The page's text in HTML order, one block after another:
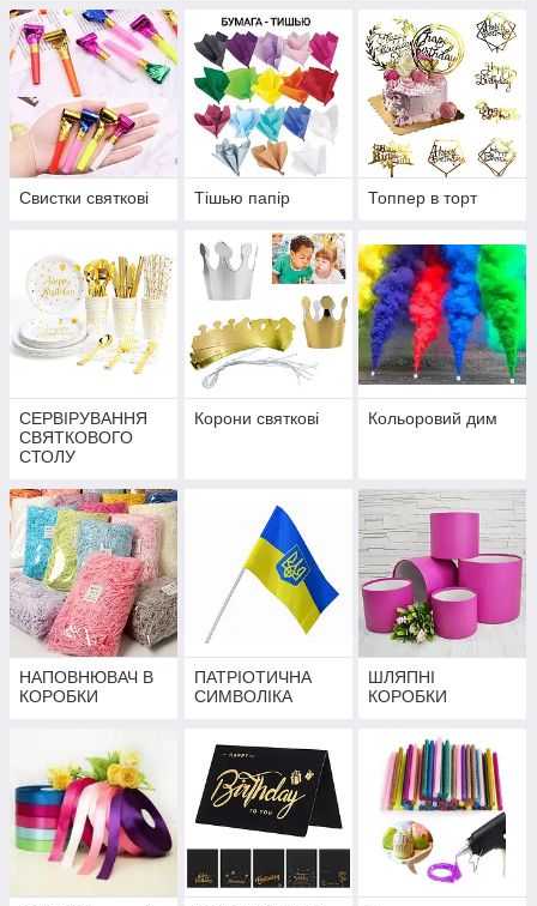
Свистки святкові Тішью папір Топпер в торт
СЕРВІРУВАННЯ
СВЯТКОВОГО
СТОЛУ
Корони святкові Кольоровий дим
НАПОВНЮВАЧ В
КОРОБКИ
ПАТРІОТИЧНА
СИМВОЛІКА
ШЛЯПНІ
КОРОБКИ